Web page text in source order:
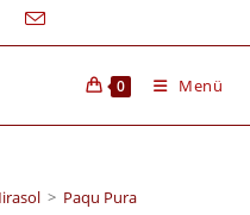
0 Menü
> Paqu Pura